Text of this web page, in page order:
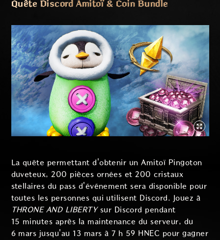
Quête Discord Amitoï & Coin Bundle
La quête permettant d'obtenir un Amitoï Pingoton
duveteux, 200 pièces ornées et 200 cristaux
stellaires du pass d'événement sera disponible pour
toutes les personnes qui utilisent Discord. Jouez à
THRONE AND LIBERTYsur Discord pendant
15 minutes après la maintenance du serveur, du
6 mars jusqu'au 13 mars à 7 h 59 HNEC pour gagner